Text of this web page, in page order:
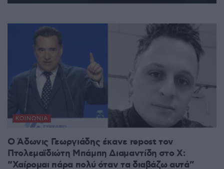
ΚΟΙΝΩΝΊΑ
Ο Άδωνις Γεωργιάδης έκανε repost τον
Πτολεμαϊδιώτη Μπάμπη Διαμαντίδη στο X:
“Χαίρομαι πάρα πολύ όταν τα διαβάζω αυτά”